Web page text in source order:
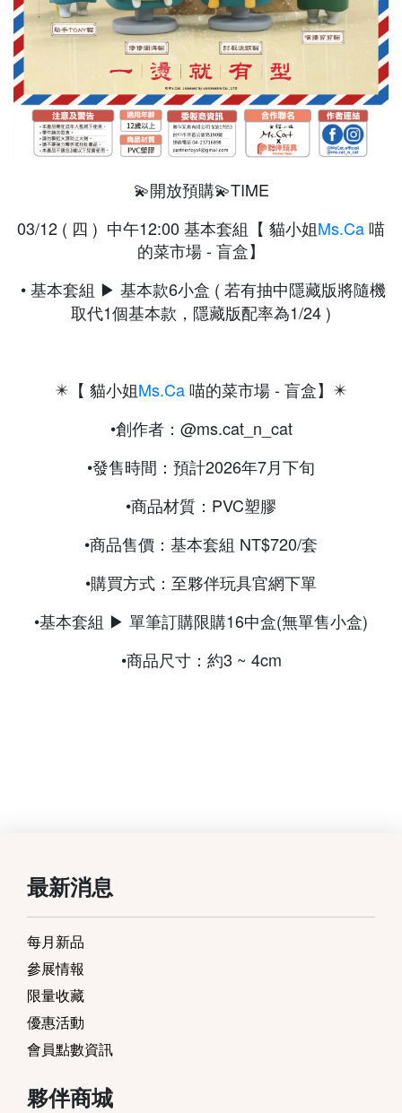
💫開放預購💫TIME
03/12 ( 四 ) 中午12:00 基本套組【 貓小姐Ms.Ca喵
的菜市場 - 盲盒】
• 基本套組 ▶ 基本款6小盒 ( 若有抽中隱藏版將隨機
取代1個基本款，隱藏版配率為1/24 )
✴️【 貓小姐Ms.Ca喵的菜市場 - 盲盒】✴️
•創作者：@ms.cat_n_cat
•發售時間：預計2026年7月下旬
•商品材質：PVC塑膠
•商品售價：基本套組 NT$720/套
•購買方式：至夥伴玩具官網下單
•基本套組 ▶ 單筆訂購限購16中盒(無單售小盒)
•商品尺寸：約3 ~ 4cm
最新消息
每月新品
參展情報
限量收藏
優惠活動
會員點數資訊
夥伴商城